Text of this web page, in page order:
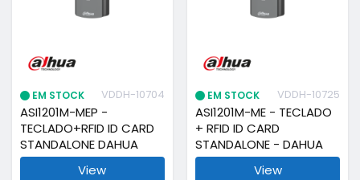
EM STOCK VDDH-10704
ASI1201M-MEP -
TECLADO+RFID ID CARD
STANDALONE DAHUA
View
EM STOCK VDDH-10725
ASI1201M-ME - TECLADO
+ RFID ID CARD
STANDALONE - DAHUA
View